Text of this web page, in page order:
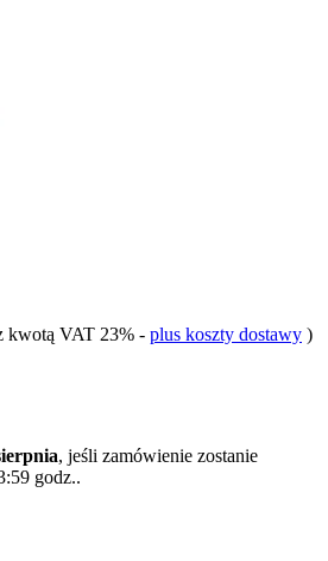
kwotą VAT 23% - plus koszty dostawy )
, jeśli zamówienie zostanie
godz..